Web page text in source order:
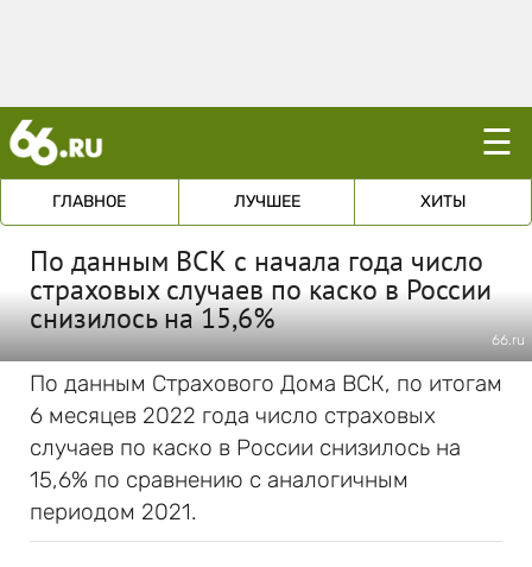
☰
ГЛАВНОЕ ЛУЧШЕЕ ХИТЫ
По данным ВСК с начала года число
страховых случаев по каско в России
снизилось на 15,6%
66.ru
По данным Страхового Дома ВСК, по итогам
6 месяцев 2022 года число страховых
случаев по каско в России снизилось на
15,6% по сравнению с аналогичным
периодом 2021.